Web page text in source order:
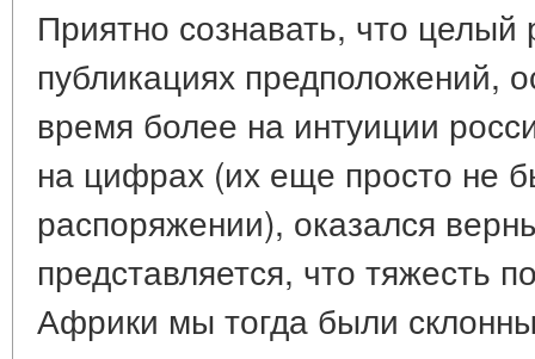
Приятно сознавать, что целый
публикациях предположений,
время более на интуиции
на цифрах (их еще просто не
распоряжении), оказался
представляется, что тяжесть
Африки мы тогда были